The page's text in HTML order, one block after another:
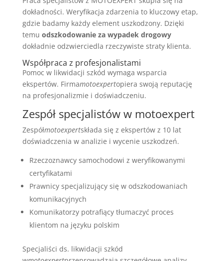
dokładności. Weryfikacja zdarzenia to kluczowy etap,
gdzie badamy każdy element uszkodzony. Dzięki
temu odszkodowanie za wypadek drogowy
dokładnie odzwierciedla rzeczywiste straty klienta.
Współpraca z profesjonalistami
Pomoc w likwidacji szkód wymaga wsparcia
ekspertów. Firmamotoexpertopiera swoją reputację
na profesjonalizmie i doświadczeniu.
Zespół specjalistów w motoexpert
Zespółmotoexpertskłada się z ekspertów z 10 lat
doświadczenia w analizie i wycenie uszkodzeń.
Rzeczoznawcy samochodowi z weryfikowanymi
certyfikatami
Prawnicy specjalizujący się w odszkodowaniach
komunikacyjnych
Komunikatorzy potrafiący tłumaczyć proces
klientom na języku polskim
Specjaliści ds. likwidacji szkód